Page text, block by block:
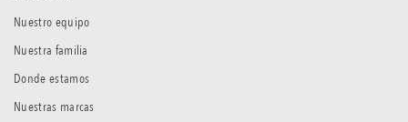
Nuestro equipo
Nuestra familia
Donde estamos
Nuestras marcas